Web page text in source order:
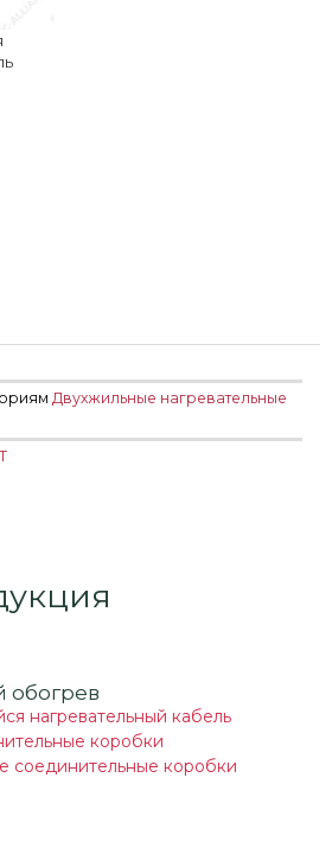
Двухжильные нагревательные
нагревательный кабель
коробки
соединительные коробки